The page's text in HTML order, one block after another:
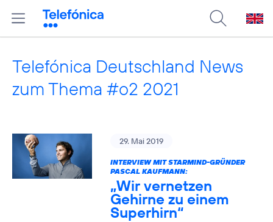
Telefónica Deutschland News
zum Thema #o2 2021
29. Mai 2019
INTERVIEW MIT STARMIND-GRÜNDER
PASCAL KAUFMANN:
„Wir vernetzen
Gehirne zu einem
Superhirn“